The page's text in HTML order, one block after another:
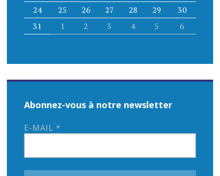
24
25 26 27 28 29
30
31
1 2 3 4 5 6
Abonnez-vous à notre newsletter
E-MAIL *